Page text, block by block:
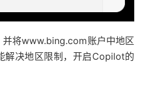
并将www.bing.com账户中地区
解决地区限制，开启Copilot的